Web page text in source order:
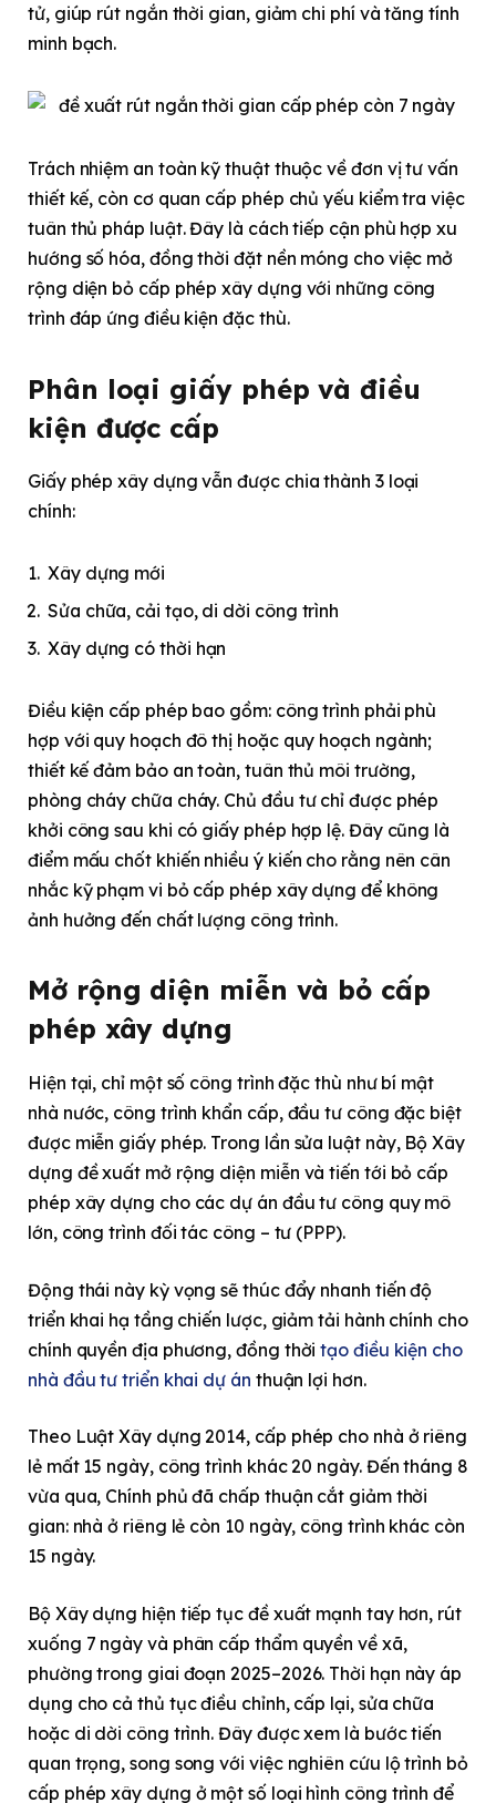
tử, giúp rút ngắn thời gian, giảm chi phí và tăng tính
minh bạch.
Trách nhiệm an toàn kỹ thuật thuộc về đơn vị tư vấn
thiết kế, còn cơ quan cấp phép chủ yếu kiểm tra việc
tuân thủ pháp luật. Đây là cách tiếp cận phù hợp xu
hướng số hóa, đồng thời đặt nền móng cho việc mở
rộng diện bỏ cấp phép xây dựng với những công
trình đáp ứng điều kiện đặc thù.
Phân loại giấy phép và điều
kiện được cấp
Giấy phép xây dựng vẫn được chia thành 3 loại
chính:
Xây dựng mới
Sửa chữa, cải tạo, di dời công trình
Xây dựng có thời hạn
Điều kiện cấp phép bao gồm: công trình phải phù
hợp với quy hoạch đô thị hoặc quy hoạch ngành;
thiết kế đảm bảo an toàn, tuân thủ môi trường,
phòng cháy chữa cháy. Chủ đầu tư chỉ được phép
khởi công sau khi có giấy phép hợp lệ. Đây cũng là
điểm mấu chốt khiến nhiều ý kiến cho rằng nên cân
nhắc kỹ phạm vi bỏ cấp phép xây dựng để không
ảnh hưởng đến chất lượng công trình.
Mở rộng diện miễn và bỏ cấp
phép xây dựng
Hiện tại, chỉ một số công trình đặc thù như bí mật
nhà nước, công trình khẩn cấp, đầu tư công đặc biệt
được miễn giấy phép. Trong lần sửa luật này, Bộ Xây
dựng đề xuất mở rộng diện miễn và tiến tới bỏ cấp
phép xây dựng cho các dự án đầu tư công quy mô
lớn, công trình đối tác công – tư (PPP).
Động thái này kỳ vọng sẽ thúc đẩy nhanh tiến độ
triển khai hạ tầng chiến lược, giảm tải hành chính cho
chính quyền địa phương, đồng thời tạo điều kiện cho
nhà đầu tư triển khai dự án thuận lợi hơn.
Theo Luật Xây dựng 2014, cấp phép cho nhà ở riêng
lẻ mất 15 ngày, công trình khác 20 ngày. Đến tháng 8
vừa qua, Chính phủ đã chấp thuận cắt giảm thời
gian: nhà ở riêng lẻ còn 10 ngày, công trình khác còn
15 ngày.
Bộ Xây dựng hiện tiếp tục đề xuất mạnh tay hơn, rút
xuống 7 ngày và phân cấp thẩm quyền về xã,
phường trong giai đoạn 2025–2026. Thời hạn này áp
dụng cho cả thủ tục điều chỉnh, cấp lại, sửa chữa
hoặc di dời công trình. Đây được xem là bước tiến
quan trọng, song song với việc nghiên cứu lộ trình bỏ
cấp phép xây dựng ở một số loại hình công trình để